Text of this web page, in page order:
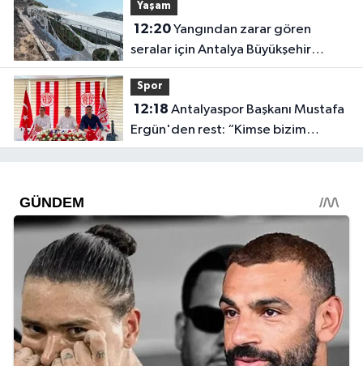
Yaşam
12:20Yangından zarar gören
seralar için Antalya Büyükşehir
harekete geçti
Spor
12:18
Ergün'den rest: “Kimse bizim
onayımız olmadan gidemez”